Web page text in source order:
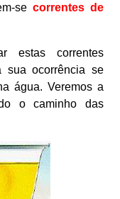
se correntes de
estas correntes
sua ocorrência se
água. Veremos a
o caminho das